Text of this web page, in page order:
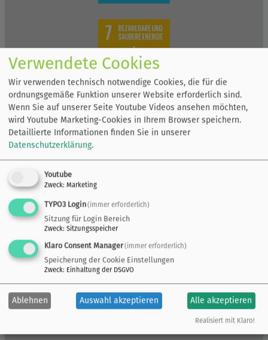
Verwendete Cookies
Wir verwenden technisch notwendige Cookies, die für die
ordnungsgemäße Funktion unserer Website erforderlich sind.
Wenn Sie auf unserer Seite Youtube Videos ansehen möchten,
wird Youtube Marketing-Cookies in Ihrem Browser speichern.
Detaillierte Informationen finden Sie in unserer
Datenschutzerklärung.
Youtube
Zweck: Marketing
TYPO3 Login(immer erforderlich)
Sitzung für Login Bereich
Zweck: Sitzungsspeicher
Klaro Consent Manager(immer erforderlich)
Speicherung der Cookie Einstellungen
Zweck: Einhaltung der DSGVO
Ablehnen Auswahl akzeptieren Alle akzeptieren
Realisiert mit Klaro!